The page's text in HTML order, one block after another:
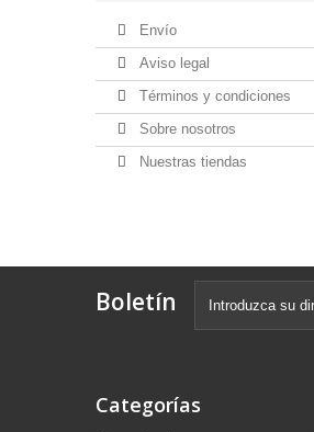
Envío
Aviso legal
Términos y condiciones
Sobre nosotros
Nuestras tiendas
Boletín
Categorías